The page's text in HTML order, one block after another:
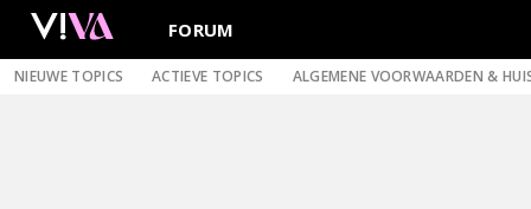
FORUM
NIEUWE TOPICS ACTIEVE TOPICS ALGEMENE VOORWAARDEN &